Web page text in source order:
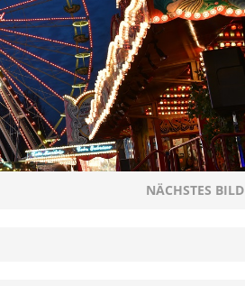
nie wieder SHOPVORSTELLUNGEN
– mit einem knackigen Crunch
Punsch aus dem Hause
NÄCHSTES BILD